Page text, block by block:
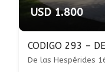
USD 1.800
De las Hespérides